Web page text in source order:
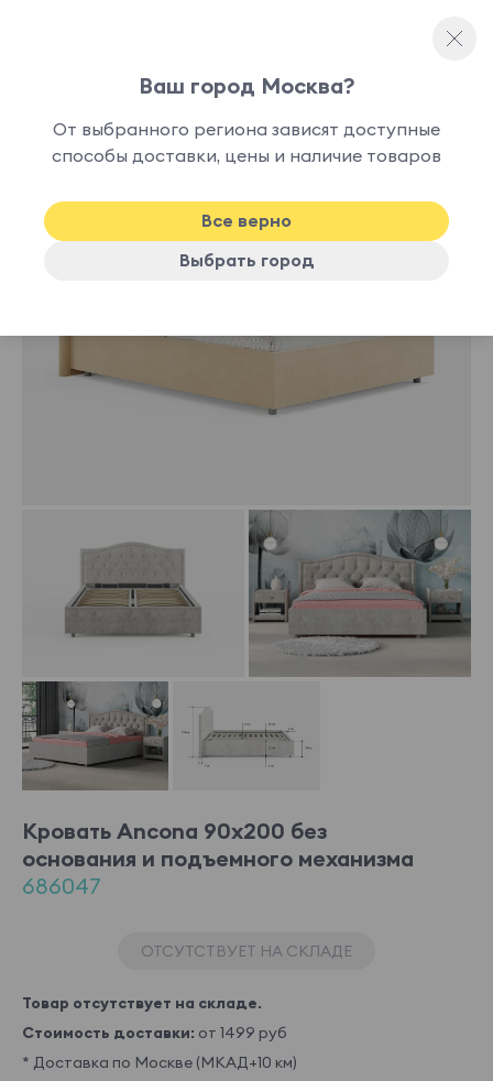
наличии
Кровать Ancona 90x200 без
основания и подъемного механизма
686047
ОТСУТСТВУЕТ НА СКЛАДЕ
Товар отсутствует на складе.
Стоимость доставки: от 1499 руб
* Доставка по Москве (МКАД+10 км)
Ваш город Москва?
От выбранного региона зависят доступные
способы доставки, цены и наличие товаров
Все верно
Выбрать город